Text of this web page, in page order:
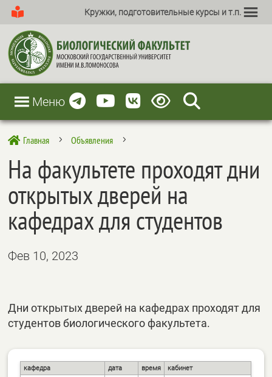
Кружки, подготовительные курсы и т.п.
Меню
 Главная 5 Объявления 5
На факультете проходят дни
открытых дверей на
кафедрах для студентов
Фев 10, 2023
Дни открытых дверей на кафедрах проходят для
студентов биологического факультета.
кафедра дата время кабинет